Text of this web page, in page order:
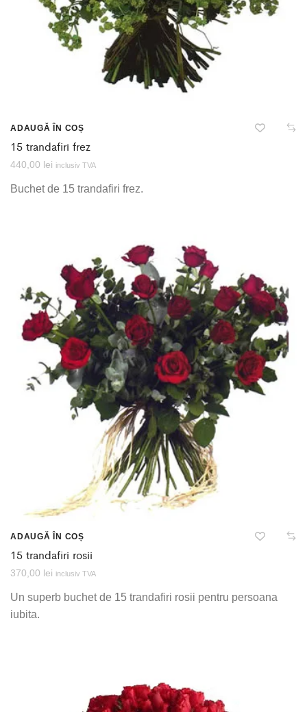
ADAUGĂ ÎN COȘ
15 trandafiri frez
440,00 lei inclusiv TVA
Buchet de 15 trandafiri frez.
ADAUGĂ ÎN COȘ
15 trandafiri rosii
370,00 lei inclusiv TVA
Un superb buchet de 15 trandafiri rosii pentru persoana
iubita.